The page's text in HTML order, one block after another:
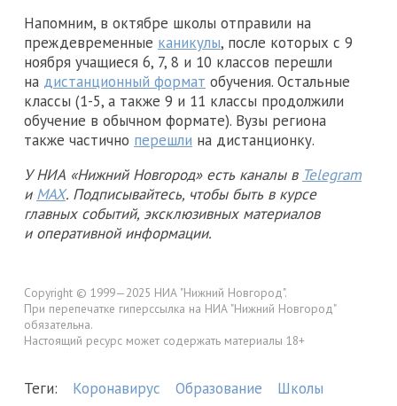
Напомним, в октябре школы отправили на
преждевременные каникулы, после которых с 9
ноября учащиеся 6, 7, 8 и 10 классов перешли
на дистанционный формат обучения. Остальные
классы (1-5, а также 9 и 11 классы продолжили
обучение в обычном формате). Вузы региона
также частично перешли на дистанционку.
У НИА «Нижний Новгород» есть каналы в Telegram
и MAX. Подписывайтесь, чтобы быть в курсе
главных событий, эксклюзивных материалов
и оперативной информации.
Copyright © 1999—2025 НИА "Нижний Новгород".
При перепечатке гиперссылка на НИА "Нижний Новгород"
обязательна.
Настоящий ресурс может содержать материалы 18+
Теги: Коронавирус Образование Школы